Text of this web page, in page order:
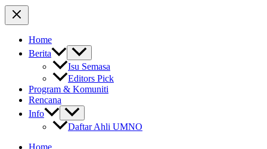
Home
Berita
Isu Semasa
Editors Pick
Program & Komuniti
Rencana
Info
Daftar Ahli UMNO
Home